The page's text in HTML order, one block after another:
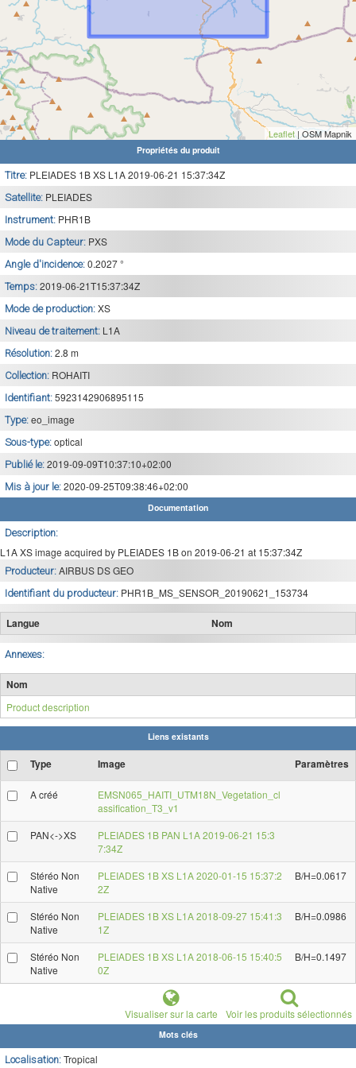
Leaflet | OSM Mapnik
Propriétés du produit
Titre: PLEIADES 1B XS L1A 2019-06-21 15:37:34Z
Satellite: PLEIADES
Instrument: PHR1B
Mode du Capteur: PXS
Angle d'incidence: 0.2027 °
Temps: 2019-06-21T15:37:34Z
Mode de production: XS
Niveau de traitement: L1A
Résolution: 2.8 m
Collection: ROHAITI
Identifiant: 5923142906895115
Type: eo_image
Sous-type: optical
Publié le: 2019-09-09T10:37:10+02:00
Mis à jour le: 2020-09-25T09:38:46+02:00
Documentation
Description:
L1A XS image acquired by PLEIADES 1B on 2019-06-21 at 15:37:34Z
Producteur: AIRBUS DS GEO
Identifiant du producteur: PHR1B_MS_SENSOR_20190621_153734
Langue Nom
Annexes:
Nom
Product description
Liens existants
Type Image Paramètres
A créé
EMSN065_HAITI_UTM18N_Vegetation_cl
assification_T3_v1
PAN<->XS
PLEIADES 1B PAN L1A 2019-06-21 15:3
7:34Z
Stéréo Non
Native
PLEIADES 1B XS L1A 2020-01-15 15:37:2
2Z
B/H=0.0617
Stéréo Non
Native
PLEIADES 1B XS L1A 2018-09-27 15:41:3
1Z
B/H=0.0986
Stéréo Non
Native
PLEIADES 1B XS L1A 2018-06-15 15:40:5
0Z
B/H=0.1497
Visualiser sur la carte Voir les produits sélectionnés
Mots clés
Localisation: Tropical